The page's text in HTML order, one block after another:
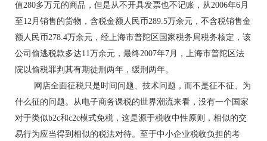
值280多万元的商品，但是从不开具发票也不记账，从2006年6月
至12月销售的货物，含税金额人民币289.5万余元，不含税销售金
额人民币278.4万余元，经上海市普陀区国家税务局税务核定，该
公司偷逃税款多达11万余元，最终2007年7月，上海市普陀区法
院以偷税罪判其有期徒刑两年，缓刑两年。
网店全面征税只是时间问题、技术问题，而不是征不征、为
什么征的问题。从电子商务课税的世界潮流来看，没有一个国家
对于类似b2c和c2c模式免税，这是源于税收中性原则，相似的交
易行为应当得到相似的税法对待。至于中小企业税收负担的考